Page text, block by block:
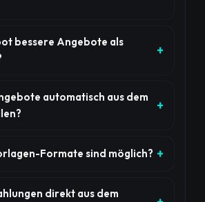
bessere Angebote als
automatisch aus dem
Formate sind möglich?
direkt aus dem